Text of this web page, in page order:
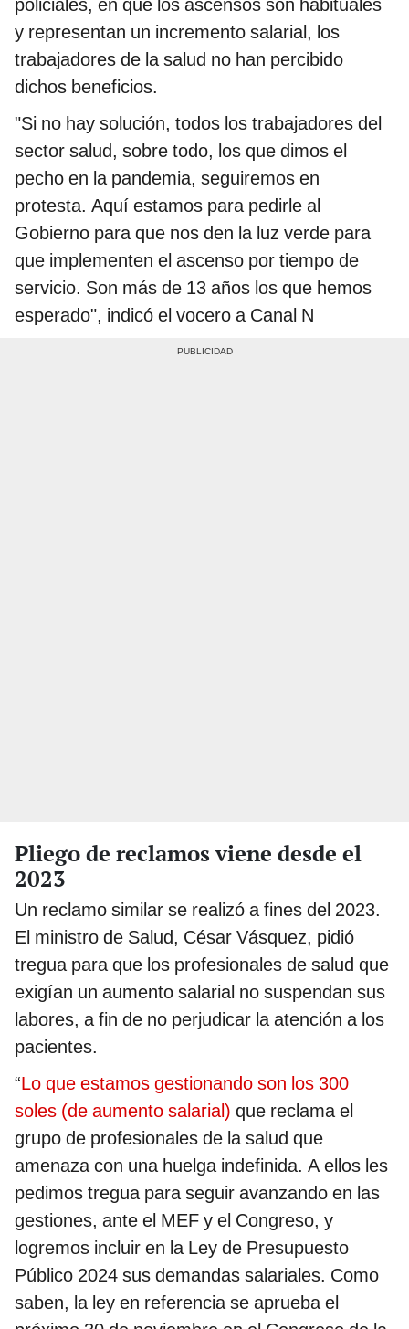
policiales, en que los ascensos son habituales
y representan un incremento salarial, los
trabajadores de la salud no han percibido
dichos beneficios.
"Si no hay solución, todos los trabajadores del
sector salud, sobre todo, los que dimos el
pecho en la pandemia, seguiremos en
protesta. Aquí estamos para pedirle al
Gobierno para que nos den la luz verde para
que implementen el ascenso por tiempo de
servicio. Son más de 13 años los que hemos
esperado", indicó el vocero a Canal N
Pliego de reclamos viene desde el
2023
Un reclamo similar se realizó a fines del 2023.
El ministro de Salud, César Vásquez, pidió
tregua para que los profesionales de salud que
exigían un aumento salarial no suspendan sus
labores, a fin de no perjudicar la atención a los
pacientes.
“Lo que estamos gestionando son los 300
soles (de aumento salarial) que reclama el
grupo de profesionales de la salud que
amenaza con una huelga indefinida. A ellos les
pedimos tregua para seguir avanzando en las
gestiones, ante el MEF y el Congreso, y
logremos incluir en la Ley de Presupuesto
Público 2024 sus demandas salariales. Como
saben, la ley en referencia se aprueba el